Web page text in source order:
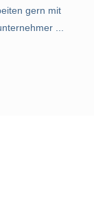
gern mit
...